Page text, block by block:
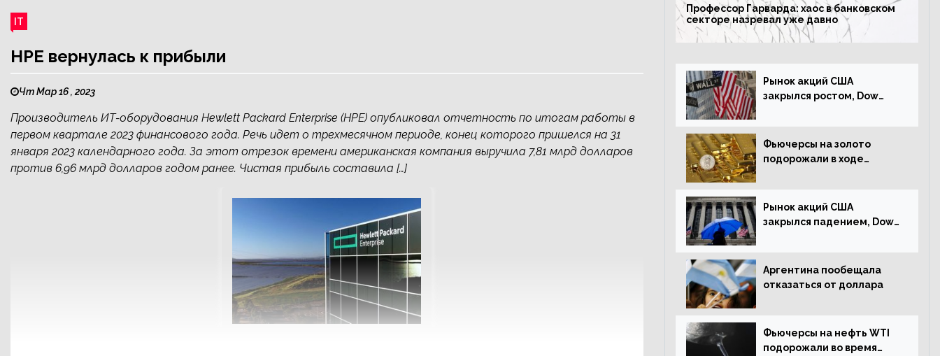
IT
HPE вернулась к прибыли
Чт Мар 16 , 2023
Производитель ИТ-оборудования Hewlett Packard Enterprise (HPE) опубликовал отчетность по итогам работы в
первом квартале 2023 финансового года. Речь идет о трехмесячном периоде, конец которого пришелся на 31
января 2023 календарного года. За этот отрезок времени американская компания выручила 7,81 млрд долларов
против 6,96 млрд долларов годом ранее. Чистая прибыль составила […]
Профессор Гарварда: хаос в банковском
секторе назревал уже давно
Рынок акций США
закрылся ростом, Dow
Фьючерсы на золото
подорожали в ходе
Рынок акций США
закрылся падением, Dow
Аргентина пообещала
отказаться от доллара
Фьючерсы на нефть WTI
подорожали во время